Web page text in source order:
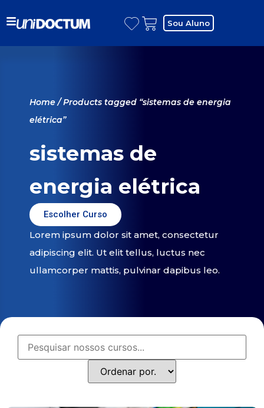
Sou Aluno
Home/ Products tagged “sistemas de energia
elétrica”
sistemas de
energia elétrica
Escolher Curso
Lorem ipsum dolor sit amet, consectetur
adipiscing elit. Ut elit tellus, luctus nec
ullamcorper mattis, pulvinar dapibus leo.